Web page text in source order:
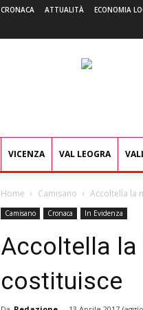
CRONACA ATTUALITÀ ECONOMIA
VICENZA VAL LEOGRA
Home Camisano Accoltella la
Camisano Cronaca In Evidenza
Accoltella la
costituisce